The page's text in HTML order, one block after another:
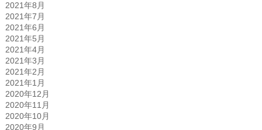
2021年8月
2021年7月
2021年6月
2021年5月
2021年4月
2021年3月
2021年2月
2021年1月
2020年12月
2020年11月
2020年10月
2020年9月